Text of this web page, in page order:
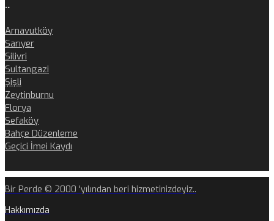
..
Arnavutköy
Sarıyer
Silivri
Sultangazi
Şişli
Zeytinburnu
Florya
Sefaköy
Bahçe Düzenleme
Geçici İmei Kaydı
Bir Perde © 2000 'yılından beri hizmetinizdeyiz..
Hakkımızda